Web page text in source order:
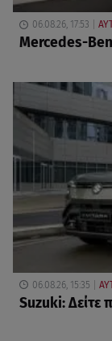
06.08.26, 17:53
Mercedes-
06.08.26, 15:35
Suzuki: Δείτε